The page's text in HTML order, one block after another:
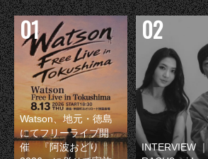
Watson、地元・徳島
にてフリーライブ開
催 『阿波おどり
INTERVIEW ｜